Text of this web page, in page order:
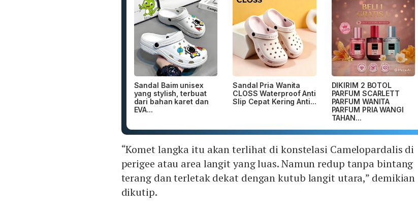
Sandal Baim unisex
yang stylish, terbuat
dari bahan karet dan
EVA...
Sandal Pria Wanita
CLOSS Waterproof Anti
Slip Cepat Kering Anti...
DIKIRIM 2 BOTOL
PARFUM SCARLETT
PARFUM WANITA
PARFUM PRIA WANGI
TAHAN...
“Komet langka itu akan terlihat di konstelasi Camelopardalis di
perigee atau area langit yang luas. Namun redup tanpa bintang
terang dan terletak dekat dengan kutub langit utara,” demikian
dikutip.